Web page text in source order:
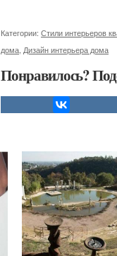
Категории: Стили интерьеров
дома Дизайн интерьера дома
Понравилось?